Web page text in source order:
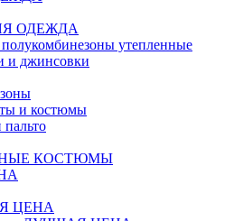
ОДЕЖДА
утепленные
и джинсовки
и костюмы
КОСТЮМЫ
ЦЕНА